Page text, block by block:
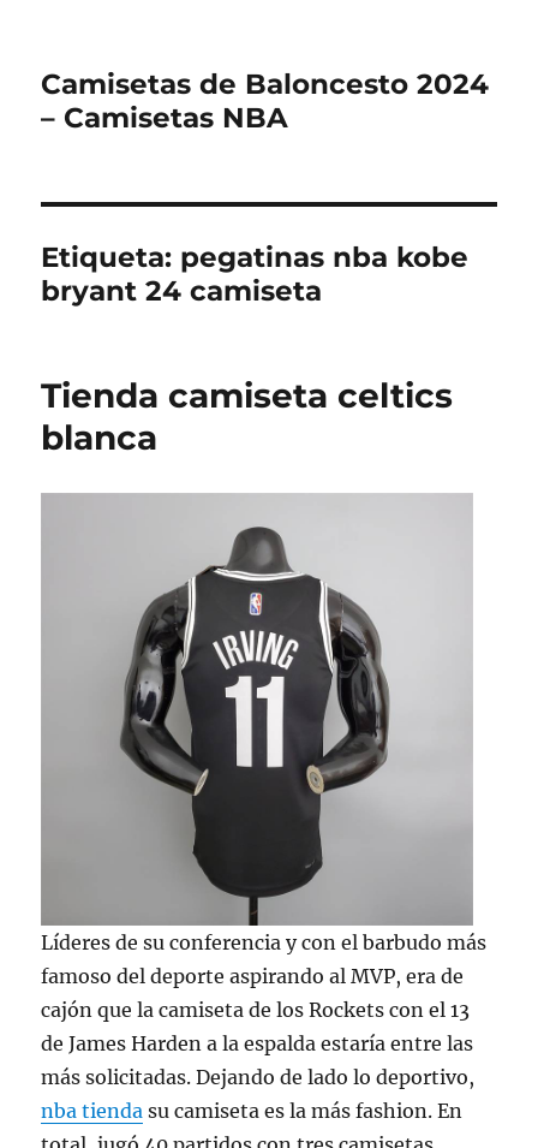
Camisetas de Baloncesto 2024
– Camisetas NBA
Etiqueta: pegatinas nba kobe
bryant 24 camiseta
Tienda camiseta celtics
blanca
Líderes de su conferencia y con el barbudo más
famoso del deporte aspirando al MVP, era de
cajón que la camiseta de los Rockets con el 13
de James Harden a la espalda estaría entre las
más solicitadas. Dejando de lado lo deportivo,
nba tienda su camiseta es la más fashion. En